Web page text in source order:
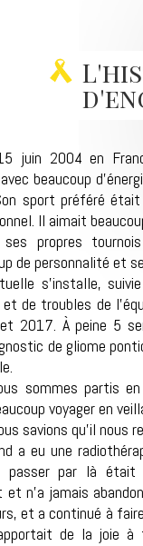
juin 2004 en
beaucoup
sport préféré
Il aimait
ses propres
de personnalité et
s’installe,
de troubles de
2017. À peine 5
de gliome
sommes partis
voyager en
savions qu’il nous
a eu une
par là était
n’a jamais
et a continué à
de la joie